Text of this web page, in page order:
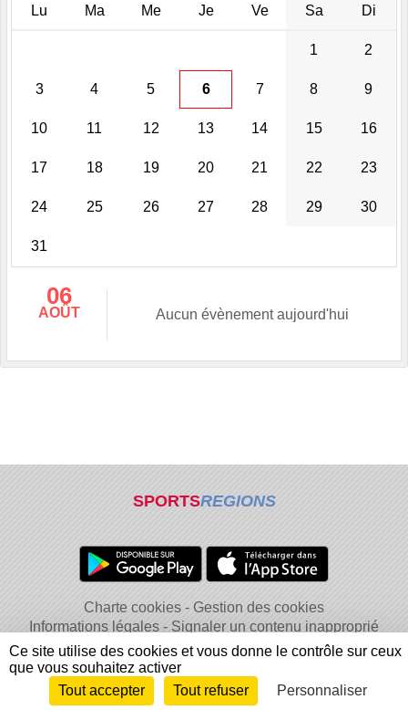
Lu Ma Me Je Ve Sa Di
1 2
3 4 5 6 7 8 9
10 11 12 13 14 15 16
17 18 19 20 21 22 23
24 25 26 27 28 29 30
31
06
AOÛT Aucun évènement aujourd'hui
SPORTSREGIONS
Charte cookies
Gestion des cookies
Informations légales
Signaler un contenu inapproprié
Envie de participer ? Connexion
Ce site utilise des cookies et vous donne le contrôle sur ceux
que vous souhaitez activer
Tout accepter
Tout refuser Personnaliser